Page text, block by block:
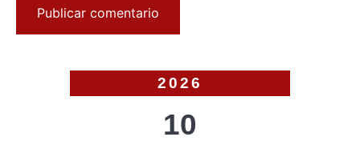
2026
10